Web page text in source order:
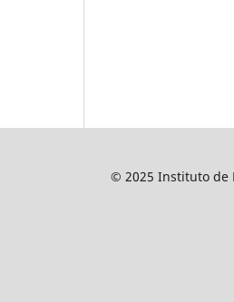
© 2025 Instituto de